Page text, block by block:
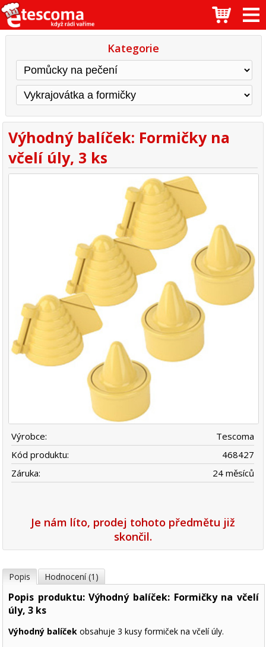
Kategorie
Výhodný balíček: Formičky na
včelí úly, 3 ks
Výrobce:
Tescoma
Kód produktu:
468427
Záruka:
24 měsíců
Je nám líto, prodej tohoto předmětu již
skončil.
Popis Hodnocení (1)
Popis produktu: Výhodný balíček: Formičky na včelí
úly, 3 ks
Výhodný balíček obsahuje 3 kusy formiček na včelí úly.